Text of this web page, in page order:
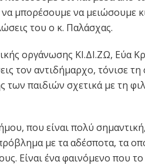
μπορέσουμε να μειώσουμε
του ο κ. Παλάσχας.
οργάνωσης ΚΙ.ΔΙ.ΖΩ, Εύα
τον αντιδήμαρχο, τόνισε τη
των παιδιών σχετικά με τη
που είναι πολύ
με τα αδέσποτα, τα
Είναι ένα φαινόμενο που